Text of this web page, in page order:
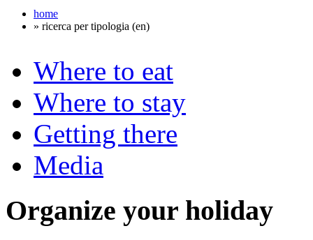
home
» ricerca per tipologia (en)
Where to eat
Where to stay
Getting there
Media
Organize your holiday